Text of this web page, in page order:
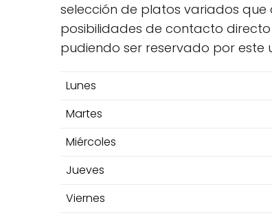
selección de platos variados que
posibilidades de contacto
pudiendo ser reservado por este
Lunes
Martes
Miércoles
Jueves
Viernes